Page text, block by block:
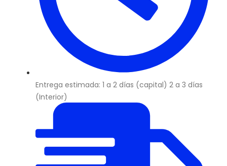
Entrega estimada: 1 a 2 días (capital) 2 a 3 días
(Interior)